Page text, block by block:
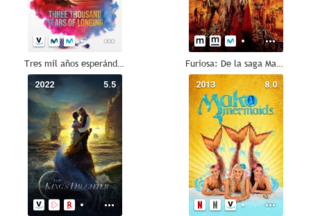
Tres mil años esperándote Furiosa: De la saga Mad Max
5.5
2022 8.0
2013